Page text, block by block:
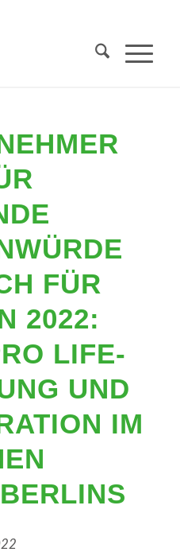
FÜR
2022:
LIFE-K
UND D
IM P
Z